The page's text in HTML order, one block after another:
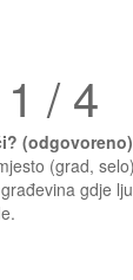
/ 4
(odgovoreno)
(grad,
gdje